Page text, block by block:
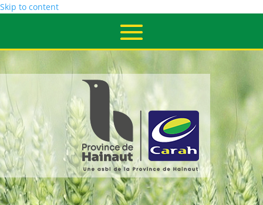
Skip to content